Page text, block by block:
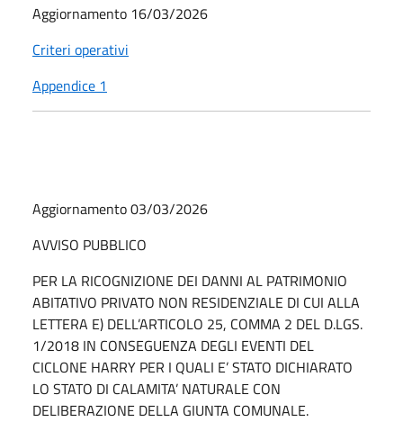
Aggiornamento 16/03/2026
Criteri operativi
Appendice 1
Aggiornamento 03/03/2026
AVVISO PUBBLICO
PER LA RICOGNIZIONE DEI DANNI AL PATRIMONIO
ABITATIVO PRIVATO NON RESIDENZIALE DI CUI ALLA
LETTERA E) DELL’ARTICOLO 25, COMMA 2 DEL D.LGS.
1/2018 IN CONSEGUENZA DEGLI EVENTI DEL
CICLONE HARRY PER I QUALI E’ STATO DICHIARATO
LO STATO DI CALAMITA’ NATURALE CON
DELIBERAZIONE DELLA GIUNTA COMUNALE.